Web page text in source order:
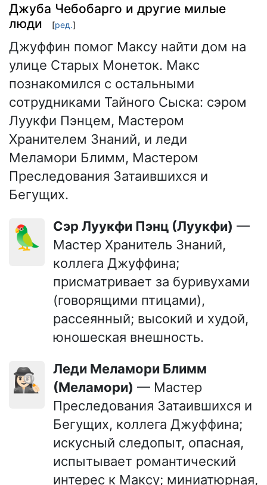
Джуба Чебобарго и другие милые
люди
[ред.]
Джуффин помог Максу найти дом на
улице Старых Монеток. Макс
познакомился с остальными
сотрудниками Тайного Сыска: сэром
Луукфи Пэнцем, Мастером
Хранителем Знаний, и леди
Меламори Блимм, Мастером
Преследования Затаившихся и
Бегущих.
🦜 сэр Луукфи Пэнц (Луукфи) —
Мастер Хранитель Знаний,
коллега Джуффина;
присматривает за буривухами
(говорящими птицами),
рассеянный; высокий и худой,
юношеская внешность.
🕵🏻‍♀️
леди Меламори Блимм
(Меламори) — Мастер
Преследования Затаившихся и
Бегущих, коллега Джуффина;
искусный следопыт, опасная,
испытывает романтический
интерес к Максу; миниатюрная,